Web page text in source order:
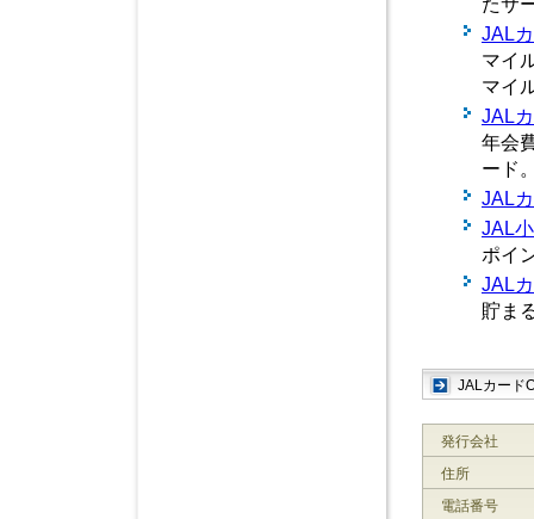
JAL
マイ
マイ
JAL
年会
ード
JAL
JAL
ポイ
JAL
貯ま
JALカード
発行会社
住所
電話番号